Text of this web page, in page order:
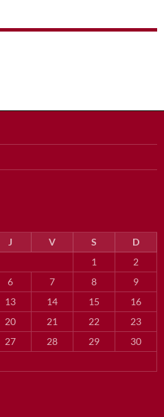
J V S
D
1
2
6 7 8
9
13 14 15
16
20 21 22
23
27 28 29
30